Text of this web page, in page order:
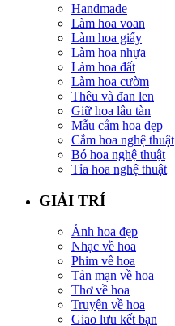
Handmade
Làm hoa voan
Làm hoa giấy
Làm hoa nhựa
Làm hoa đất
Làm hoa cườm
Thêu và đan len
Giữ hoa lâu tàn
Mẫu cắm hoa đẹp
Cắm hoa nghệ thuật
Bó hoa nghệ thuật
Tỉa hoa nghệ thuật
GIẢI TRÍ
Ảnh hoa đẹp
Nhạc về hoa
Phim về hoa
Tản mạn về hoa
Thơ về hoa
Truyện về hoa
Giao lưu kết bạn